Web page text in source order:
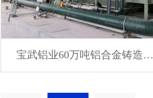
宝武铝业60万吨铝合金铸造…